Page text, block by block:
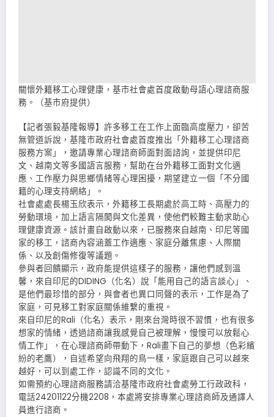
關懷外籍移工心理健康，基市社會處首度啟動母語心理諮商服
務。（基市府提供）
【記者張毅基隆報導】許多移工在工作上面臨高度壓力，卻苦
無管道訴說，基隆市政府社會處首度推出「外籍移工心理諮商
服務方案」，邀請專業心理諮商師面對面諮詢，並提供印尼
文、越南文等多國語言服務，幫助在台外籍移工面對文化適
應、工作壓力與思鄉情緒等心理困擾，期望建立一個「不分國
籍的心理支持網絡」。
社會處處長楊玉欣表示，外籍移工長期處於高工時、高壓力的
勞動環境，加上語言隔閡與文化差異，使他們較難主動求助心
理健康資源。該計畫自啟動以來，已服務來自越南、印尼等國
家的移工，諮商內容涵蓋工作適應、家庭分離焦慮、人際關
係、以及創傷修復等議題。
參與者回饋顯示，政府能提供這樣子的服務，讓他們感到溫
馨，來自印尼的DIDING（化名）說「能用自己的語言談心」、
是他們最珍惜的部分，與會者也異口同聲的表示，工作是為了
家庭，可見移工對家庭關係維繫的重視。
來自印尼的Rali（化名）表示，剛來台灣時很不習慣，也有很多
想家的情緒，透過諮商讓我感覺自己被理解，慢慢可以放鬆心
情工作」，在心理諮商師帶動下，Rali畫下自己的夢想（色彩繽
紛的老鷹），自述希望向飛翔的鳥一樣，家庭跟自己可以越來
越好，可以到處工作，認識不同的文化。
如需預約心理諮商服務請洽基隆市政府社會處勞工行政政科，
電話24201122分機2208，本處將安排專業心理諮商師及通譯人
員進行諮商。